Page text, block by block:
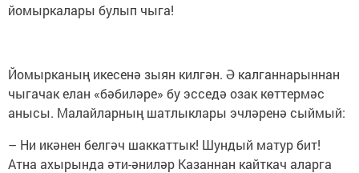
йомыркалары булып чыга!
Йомырканың икесенә зыян килгән. Ә калганнарыннан
чыгачак елан «бәбиләре» бу эсседә озак көттермәс
анысы. Малайларның шатлыклары эчләренә сыймый:
– Ни икәнен белгәч шаккаттык! Шундый матур бит!
Атна ахырында әти-әниләр Казаннан кайткач аларга